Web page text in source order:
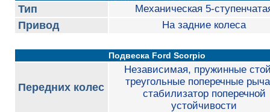
Тип Механическая 5-
Привод На задние колеса
Подвеска Ford Scorpio
Передних колес
Независимая, пружинные
треугольные поперечные
стабилизатор поперечной
устойчивости